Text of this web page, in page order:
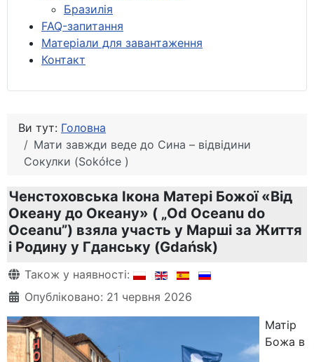
Бразилія
FAQ-запитання
Матеріали для завантаження
Контакт
Ви тут: Головна
Мати завжди веде до Сина – відвідини
Сокулки (Sokółce )
Ченстоховська Ікона Матері Божої «Від
Океану до Океану» ( „Od Oceanu do
Oceanu”) взяла участь у Марші за Життя
і Родину у Гданську (Gdańsk)
Деталі
Також у наявності:
Опубліковано: 21 червня 2026
Матір
Божа в